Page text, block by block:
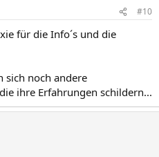
#10
für die Info´s und die
sich noch andere
ihre Erfahrungen schildern...